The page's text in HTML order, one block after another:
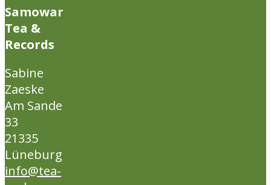
Samowar
Tea &
Records
Sabine
Zaeske
Am Sande
33
21335
Lüneburg
info@tea-